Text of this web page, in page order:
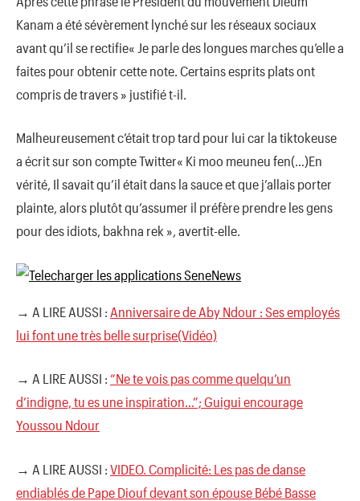
Kanam a été sévèrement lynché sur les réseaux sociaux
avant qu’il se rectifie« Je parle des longues marches qu’elle a
faites pour obtenir cette note. Certains esprits plats ont
compris de travers » justifié t-il.
Malheureusement c’était trop tard pour lui car la tiktokeuse
a écrit sur son compte Twitter« Ki moo meuneu fen(…)En
vérité, Il savait qu’il était dans la sauce et que j’allais porter
plainte, alors plutôt qu’assumer il préfère prendre les gens
pour des idiots, bakhna rek », avertit-elle.
→ A LIRE AUSSI : Anniversaire de Aby Ndour : Ses employés
lui font une très belle surprise(Vidéo)
→ A LIRE AUSSI : “Ne te vois pas comme quelqu’un
d’indigne, tu es une inspiration…”; Guigui encourage
Youssou Ndour
→ A LIRE AUSSI : VIDEO. Complicité: Les pas de danse
endiablés de Pape Diouf devant son épouse Bébé Basse